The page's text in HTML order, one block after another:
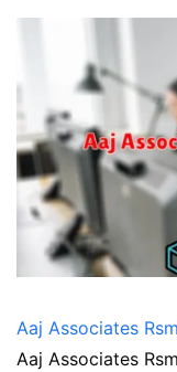
Aaj Associates
Aaj Associates